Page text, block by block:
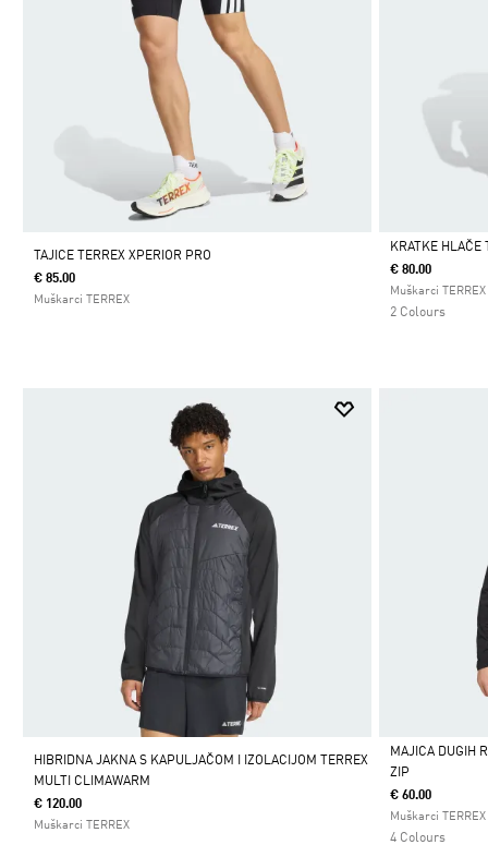
TAJICE TERREX XPERIOR PRO
€ 85.00
Muškarci TERREX
Da
KRATKE HLAČE
€ 80.00
Muškarci TERREX
2 Colours
HIBRIDNA JAKNA S KAPULJAČOM I IZOLACIJOM TERREX
MULTI CLIMAWARM
€ 120.00
Muškarci TERREX
Da
MAJICA DUGIH
ZIP
€ 60.00
Muškarci TERREX
4 Colours